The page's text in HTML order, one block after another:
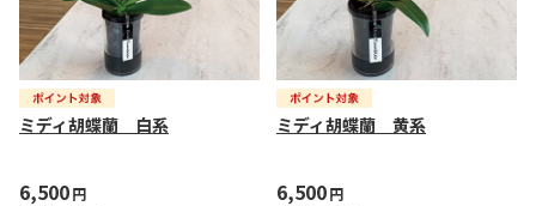
ミディ胡蝶蘭 白系
6,500円
ミディ胡蝶蘭 黄系
6,500円